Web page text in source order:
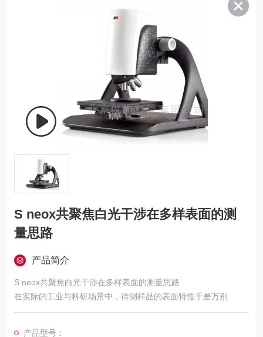
S neox共聚焦白光干涉在多样表面的测
量思路
产品简介
S neox共聚焦白光干涉在多样表面的测量思路
在实际的工业与科研场景中，待测样品的表面特性千差万别
产品型号：